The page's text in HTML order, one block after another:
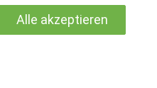
de/businesses/mapscontroll